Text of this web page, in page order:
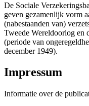
De Sociale
geven gezamenlijk vorm
(nabestaanden van)
Tweede Wereldoorlog en
(periode van
december 1949).
Impressum
Informatie over de